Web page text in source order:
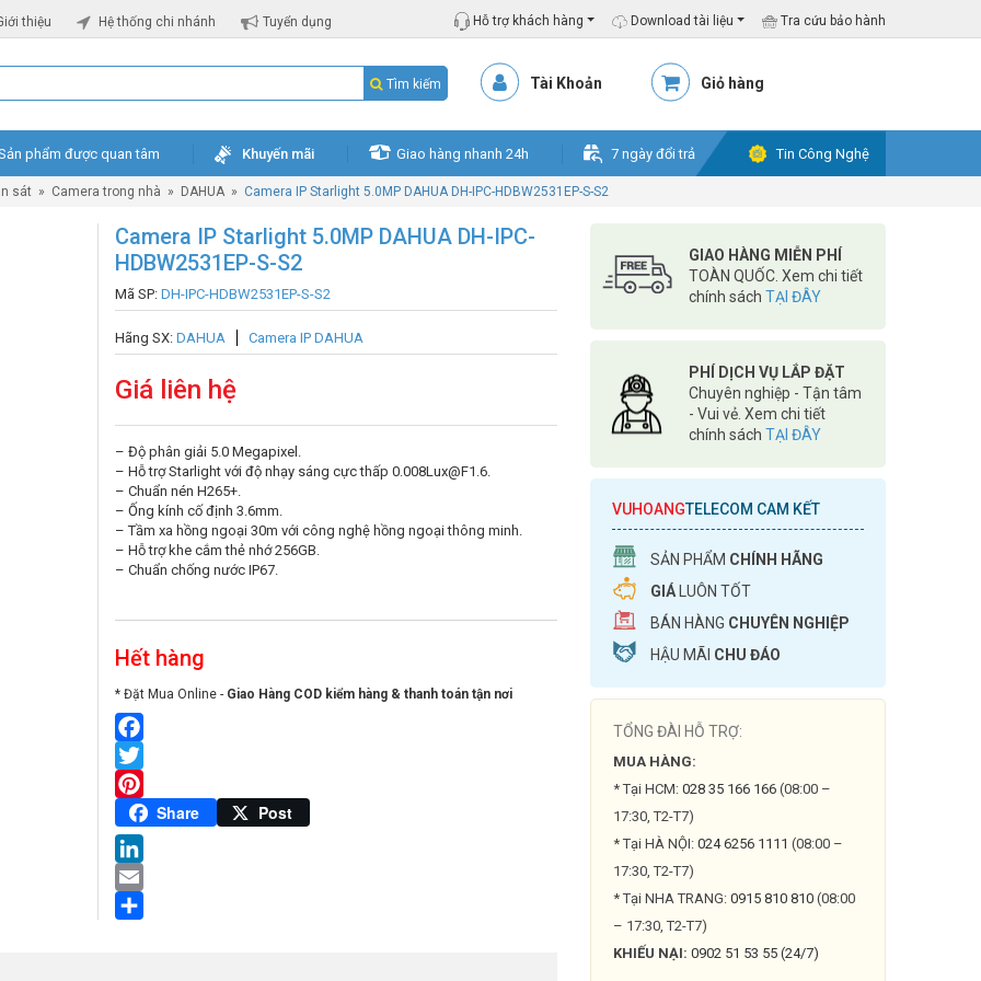
thiệu Hệ thống chi nhánh Tuyển dụng Hỗ trợ khách hàng Download tài liệu Tra cứu bảo hành
Tìm kiếm Tài Khoản Giỏ hàng
phẩm được quan tâm Khuyến mãi Giao hàng nhanh 24h 7 ngày đổi trả Tin Công Nghệ
sát » Camera trong nhà » DAHUA » Camera IP Starlight 5.0MP DAHUA DH-IPC-HDBW2531EP-S-S2
Camera IP Starlight 5.0MP DAHUA DH-IPC-
HDBW2531EP-S-S2
Mã SP: DH-IPC-HDBW2531EP-S-S2
Hãng SX: DAHUA Camera IP DAHUA
Giá liên hệ
– Độ phân giải 5.0 Megapixel.
– Hỗ trợ Starlight với độ nhạy sáng cực thấp 0.008Lux@F1.6.
– Chuẩn nén H265+.
– Ống kính cố định 3.6mm.
– Tầm xa hồng ngoại 30m với công nghệ hồng ngoại thông minh.
– Hỗ trợ khe cắm thẻ nhớ 256GB.
– Chuẩn chống nước IP67.
Hết hàng
* Đặt Mua Online - Giao Hàng COD kiểm hàng & thanh toán tận nơi
Facebook
Twitter
Pinterest
Share Post
LinkedIn
Email
GIAO HÀNG MIỄN PHÍ
TOÀN QUỐC. Xem chi tiết
chính sách TẠI ĐÂY
PHÍ DỊCH VỤ LẮP ĐẶT
Chuyên nghiệp - Tận tâm
- Vui vẻ. Xem chi tiết
chính sách TẠI ĐÂY
VUHOANGTELECOM CAM KẾT
SẢN PHẨM CHÍNH HÃNG
GIÁ LUÔN TỐT
BÁN HÀNG CHUYÊN NGHIỆP
HẬU MÃI CHU ĐÁO
TỔNG ĐÀI HỖ TRỢ:
MUA HÀNG:
* Tại HCM: 028 35 166 166 (08:00 –
17:30, T2-T7)
* Tại HÀ NỘI: 024 6256 1111 (08:00 –
17:30, T2-T7)
* Tại NHA TRANG: 0915 810 810 (08:00
– 17:30, T2-T7)
KHIẾU NẠI: 0902 51 53 55 (24/7)